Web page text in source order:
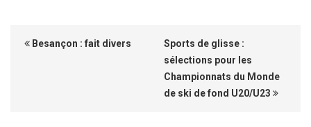
Besançon : fait divers
Sports de glisse :
sélections pour les
Championnats du Monde
de ski de fond U20/U23